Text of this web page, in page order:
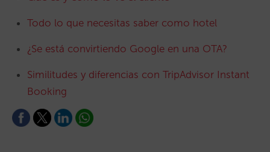
Todo lo que necesitas saber como hotel
¿Se está convirtiendo Google en una OTA?
Similitudes y diferencias con TripAdvisor Instant
Booking